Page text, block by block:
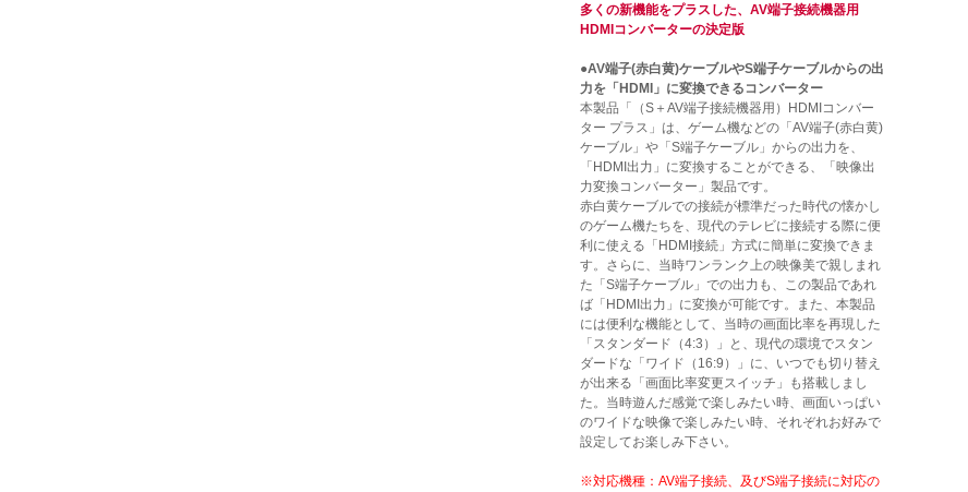
多くの新機能をプラスした、AV端子接続機器用
HDMIコンバーターの決定版
●AV端子(赤白黄)ケーブルやS端子ケーブルからの出
力を「HDMI」に変換できるコンバーター
本製品「（S＋AV端子接続機器用）HDMIコンバー
ター プラス」は、ゲーム機などの「AV端子(赤白黄)
ケーブル」や「S端子ケーブル」からの出力を、
「HDMI出力」に変換することができる、「映像出
力変換コンバーター」製品です。
赤白黄ケーブルでの接続が標準だった時代の懐かし
のゲーム機たちを、現代のテレビに接続する際に便
利に使える「HDMI接続」方式に簡単に変換できま
す。さらに、当時ワンランク上の映像美で親しまれ
た「S端子ケーブル」での出力も、この製品であれ
ば「HDMI出力」に変換が可能です。また、本製品
には便利な機能として、当時の画面比率を再現した
「スタンダード（4:3）」と、現代の環境でスタン
ダードな「ワイド（16:9）」に、いつでも切り替え
が出来る「画面比率変更スイッチ」も搭載しまし
た。当時遊んだ感覚で楽しみたい時、画面いっぱい
のワイドな映像で楽しみたい時、それぞれお好みで
設定してお楽しみ下さい。
※対応機種：AV端子接続、及びS端子接続に対応の